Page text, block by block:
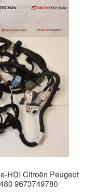
HDI Citroën Peugeot
9673749780